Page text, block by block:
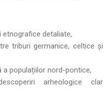
etnografice detaliate,
triburi germanice, celtice și
a populațiilor nord-pontice,
arheologice clar